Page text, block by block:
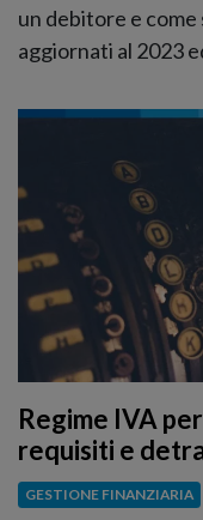
un debitore e come
aggiornati al 2023
Regime IVA
requisiti e
GESTIONE FINANZIARIA